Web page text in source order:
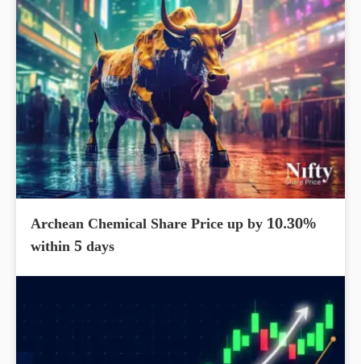
Archean Chemical Share Price up by 10.30%
within 5 days